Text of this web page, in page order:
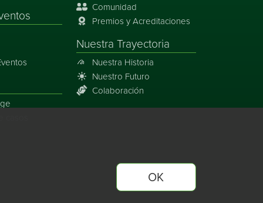
Comunidad
Premios y Acreditaciones
Nuestra Trayectoria
Nuestra Historia
Nuestro Futuro
Colaboración
OK